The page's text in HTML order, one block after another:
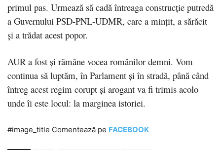
primul pas. Urmează să cadă întreaga construcție putredă
a Guvernului PSD-PNL-UDMR, care a mințit, a sărăcit
și a trădat acest popor.
AUR a fost și rămâne vocea românilor demni. Vom
continua să luptăm, în Parlament și în stradă, până când
întreg acest regim corupt și arogant va fi trimis acolo
unde îi este locul: la marginea istoriei.
#image_title Comentează pe FACEBOOK